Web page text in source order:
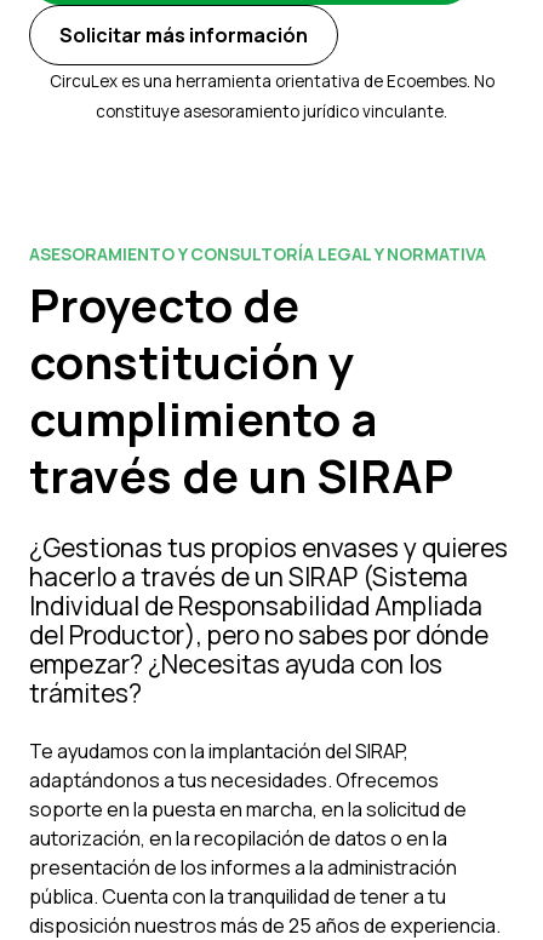
Solicitar más información
CircuLex es una herramienta orientativa de Ecoembes. No
constituye asesoramiento jurídico vinculante.
ASESORAMIENTO Y CONSULTORÍA LEGAL Y NORMATIVA
Proyecto de
constitución y
cumplimiento a
través de un SIRAP
¿Gestionas tus propios envases y quieres
hacerlo a través de un SIRAP (Sistema
Individual de Responsabilidad Ampliada
del Productor), pero no sabes por dónde
empezar? ¿Necesitas ayuda con los
trámites?
Te ayudamos con la implantación del SIRAP,
adaptándonos a tus necesidades. Ofrecemos
soporte en la puesta en marcha, en la solicitud de
autorización, en la recopilación de datos o en la
presentación de los informes a la administración
pública. Cuenta con la tranquilidad de tener a tu
disposición nuestros más de 25 años de experiencia.